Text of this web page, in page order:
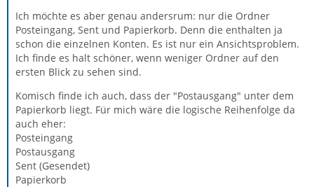
Ich möchte es aber genau andersrum: nur die Ordner
Posteingang, Sent und Papierkorb. Denn die enthalten ja
schon die einzelnen Konten. Es ist nur ein Ansichtsproblem.
Ich finde es halt schöner, wenn weniger Ordner auf den
ersten Blick zu sehen sind.
Komisch finde ich auch, dass der "Postausgang" unter dem
Papierkorb liegt. Für mich wäre die logische Reihenfolge da
auch eher:
Posteingang
Postausgang
Sent (Gesendet)
Papierkorb